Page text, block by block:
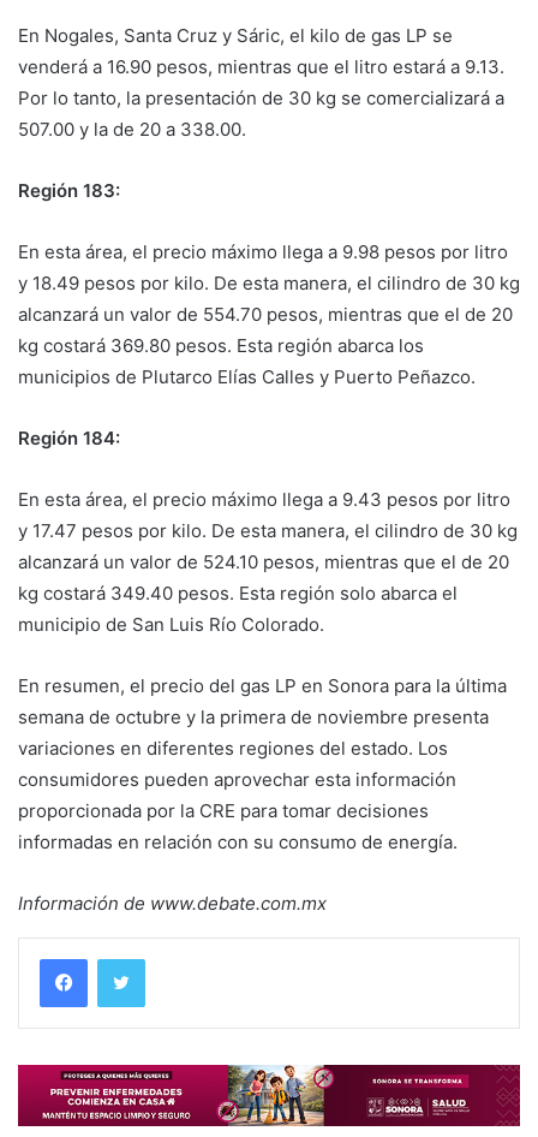
En Nogales, Santa Cruz y Sáric, el kilo de gas LP se
venderá a 16.90 pesos, mientras que el litro estará a 9.13.
Por lo tanto, la presentación de 30 kg se comercializará a
507.00 y la de 20 a 338.00.
Región 183:
En esta área, el precio máximo llega a 9.98 pesos por litro
y 18.49 pesos por kilo. De esta manera, el cilindro de 30 kg
alcanzará un valor de 554.70 pesos, mientras que el de 20
kg costará 369.80 pesos. Esta región abarca los
municipios de Plutarco Elías Calles y Puerto Peñazco.
Región 184:
En esta área, el precio máximo llega a 9.43 pesos por litro
y 17.47 pesos por kilo. De esta manera, el cilindro de 30 kg
alcanzará un valor de 524.10 pesos, mientras que el de 20
kg costará 349.40 pesos. Esta región solo abarca el
municipio de San Luis Río Colorado.
En resumen, el precio del gas LP en Sonora para la última
semana de octubre y la primera de noviembre presenta
variaciones en diferentes regiones del estado. Los
consumidores pueden aprovechar esta información
proporcionada por la CRE para tomar decisiones
informadas en relación con su consumo de energía.
Información de www.debate.com.mx